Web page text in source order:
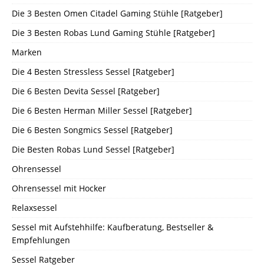
Die 3 Besten Omen Citadel Gaming Stühle [Ratgeber]
Die 3 Besten Robas Lund Gaming Stühle [Ratgeber]
Marken
Die 4 Besten Stressless Sessel [Ratgeber]
Die 6 Besten Devita Sessel [Ratgeber]
Die 6 Besten Herman Miller Sessel [Ratgeber]
Die 6 Besten Songmics Sessel [Ratgeber]
Die Besten Robas Lund Sessel [Ratgeber]
Ohrensessel
Ohrensessel mit Hocker
Relaxsessel
Sessel mit Aufstehhilfe: Kaufberatung, Bestseller &
Empfehlungen
Sessel Ratgeber